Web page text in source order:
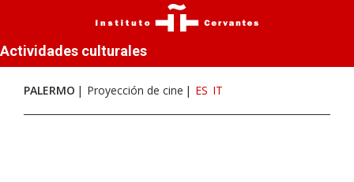
Actividades culturales
PALERMO Proyección de cine ES IT